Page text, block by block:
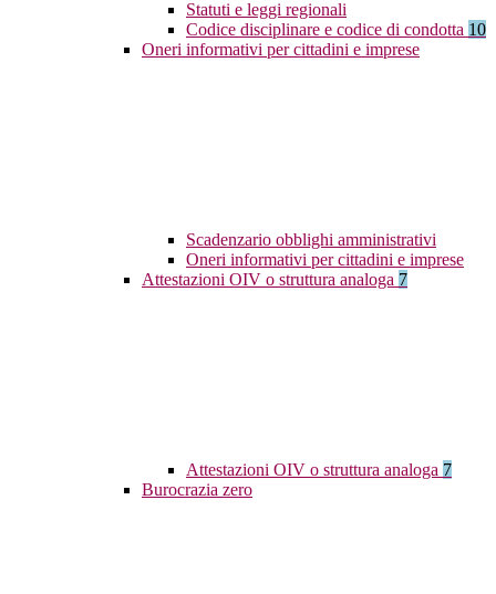
Statuti e leggi regionali
Codice disciplinare e codice di condotta 10
Oneri informativi per cittadini e imprese
Scadenzario obblighi amministrativi
Oneri informativi per cittadini e imprese
Attestazioni OIV o struttura analoga 7
Attestazioni OIV o struttura analoga 7
Burocrazia zero